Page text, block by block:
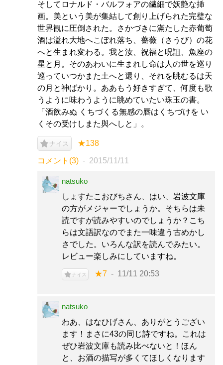
そしてロナルド・バルフォアの繊細で妖艶な挿
画。美という美が集結して創り上げられた完璧な
世界観に圧倒された。さかづきに滿たした赤葡萄
酒は溢れ大地へこぼれ落ち、薔薇（さうび）の花
へと生まれ変わる。我と汝、祝福と呪詛、魚座の
星と月。そのあわいに生まれし命は人の世を巡り
巡っていつかまた土へと還り、それを眺むるは天
の月と神ばかり。ああもう好きすぎて、何度も歌
うように味わうように眺めていたい珠玉の書。
「酒飲みぬ くちづくる無感の唇はくちづけを い
くその受けしまた與へしと」。
ナイス ★138
コメント(3) 2015/11/11
natsuko
しょすたこおびちさん、はい、岩波文庫
の方がメジャーでしょうか。そちらは未
読ですが読みやすいのでしょうか？こち
らは文語訳なのでまた一味違う古めかし
さでした。いろんな訳を読んでみたい。
レビュー楽しみにしていますね。
ナイス ★7 11/11 20:53
natsuko
わあ、はなひげさん、ありがとうござい
ます！まさに43の同じ詩ですね。これは
ぜひ岩波文庫も読み比べないと！ほん
と、お酒の描写が多くてほしくなります